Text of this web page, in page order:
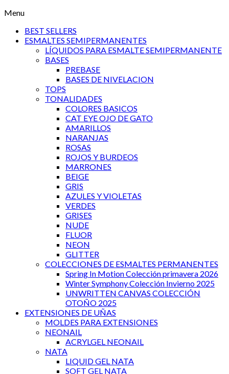
Menu
BEST SELLERS
ESMALTES SEMIPERMANENTES
LÍQUIDOS PARA ESMALTE SEMIPERMANENTE
BASES
PREBASE
BASES DE NIVELACION
TOPS
TONALIDADES
COLORES BASICOS
CAT EYE OJO DE GATO
AMARILLOS
NARANJAS
ROSAS
ROJOS Y BURDEOS
MARRONES
BEIGE
GRIS
AZULES Y VIOLETAS
VERDES
GRISES
NUDE
FLUOR
NEON
GLITTER
COLECCIONES DE ESMALTES PERMANENTES
Spring In Motion Colección primavera 2026
Winter Symphony Colección Invierno 2025
UNWRITTEN CANVAS COLECCIÓN
OTOÑO 2025
EXTENSIONES DE UÑAS
MOLDES PARA EXTENSIONES
NEONAIL
ACRYLGEL NEONAIL
NATA
LIQUID GEL NATA
SOFT GEL NATA